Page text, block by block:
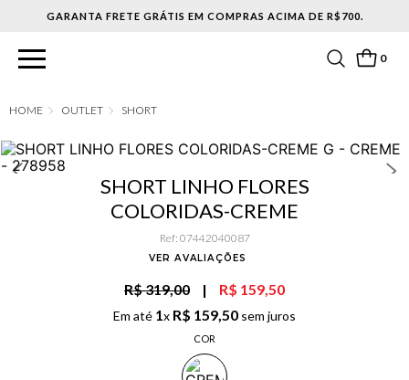
0
OUTLET SHORT
SHORT LINHO FLORES
COLORIDAS-CREME
Ref: 07442040087
VER AVALIAÇÕES
R$ 319,00 | R$ 159,50
Em até 1x R$ 159,50 sem juros
COR